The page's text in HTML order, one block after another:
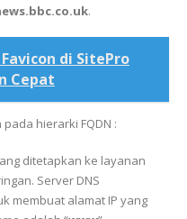
.
di SitePro
Cepat
hierarki FQDN :
ditetapkan ke layanan
Server DNS
membuat alamat IP yang